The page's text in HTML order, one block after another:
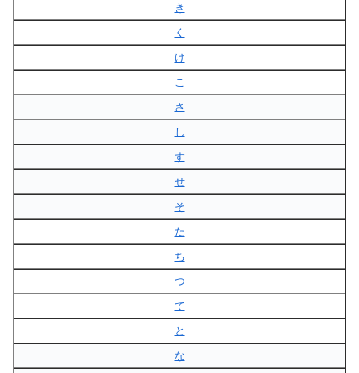
き
く
け
こ
さ
し
す
せ
そ
た
ち
つ
て
と
な